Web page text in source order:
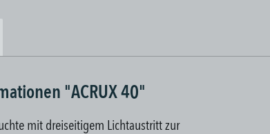
"ACRUX 40"
mit dreiseitigem Lichtaustritt zur